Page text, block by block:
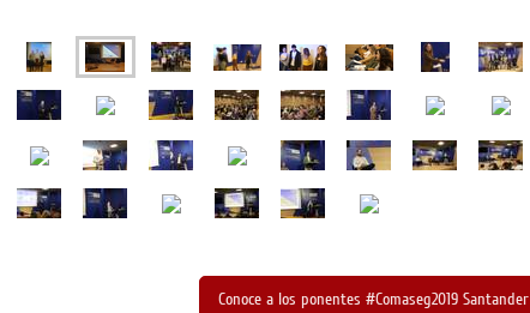
Conoce a los ponentes #Comaseg2019 Santander